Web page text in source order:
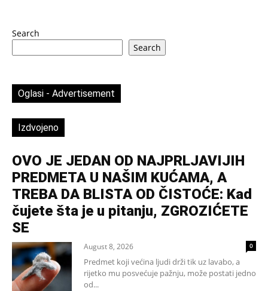
Search
Search
Oglasi - Advertisement
Izdvojeno
OVO JE JEDAN OD NAJPRLJAVIJIH
PREDMETA U NAŠIM KUĆAMA, A
TREBA DA BLISTA OD ČISTOĆE: Kad
čujete šta je u pitanju, ZGROZIĆETE
SE
August 8, 2026 0
Predmet koji većina ljudi drži tik uz lavabo, a
rijetko mu posvećuje pažnju, može postati jedno
od...